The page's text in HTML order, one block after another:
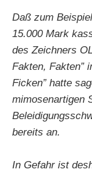
Daß zum
15.000 Mark
des Zeichners
Fakten, Fakten”
Ficken” hatte
mimosenartigen
bereits an.
In Gefahr ist